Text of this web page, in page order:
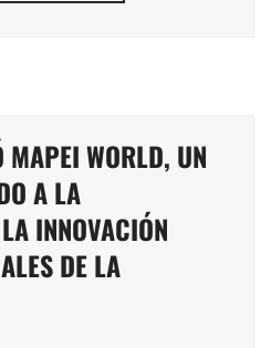
WORLD, UN
A LA
INNOVACIÓN
DE LA